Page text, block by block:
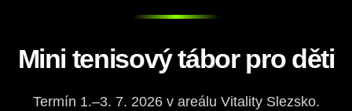
Mini tenisový tábor pro děti
Termín 1.–3. 7. 2026 v areálu Vitality Slezsko.